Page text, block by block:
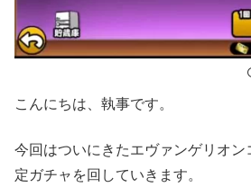
こんにちは、執事です。
今回はついにきたエヴァンゲリオン
定ガチャを回していきます。